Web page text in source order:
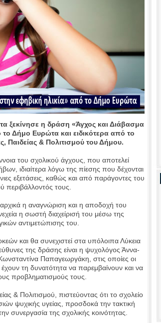
ξεκίνησε η δράση «Άγχος και Διάβασμα
Δήμο Ευρώτα και ειδικότερα από το
Παιδείας & Πολιτισμού του Δήμου.
του σχολικού άγχους, που αποτελεί
ιδιαίτερα λόγω της πίεσης που δέχονται
εξετάσεις, καθώς και από παράγοντες του
περιβάλλοντός τους.
η αναγνώριση και η αποδοχή του
η σωστή διαχείρισή του μέσω της
αντιμετώπισης του.
και θα συνεχιστεί στα υπόλοιπα Λύκεια
της δράσης είναι η ψυχολόγος Άννα-
Παπαγεωργάκη, στις οποίες οι
τη δυνατότητα να παρεμβαίνουν και να
προβληματισμούς τους.
& Πολιτισμού, πιστεύοντας ότι το σχολείο
ψυχικής υγείας, προσδοκά την τακτική
συνεργασία της σχολικής κοινότητας.